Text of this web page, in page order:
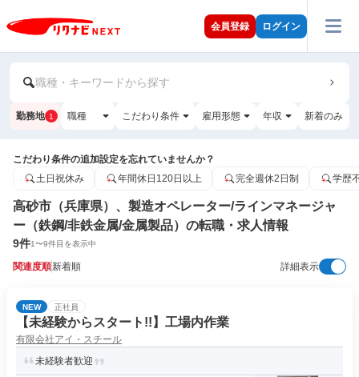
会員登録 ログイン
職種・キーワードから探す
勤務地 1 職種 こだわり条件 雇用形態 年収 新着のみ
こだわり条件の追加設定を忘れていませんか？
土日祝休み
年間休日120日以上 完全週休2日制 学歴
高砂市（兵庫県）、製造オペレーター/ラインマネージャ
ー（鉄鋼/非鉄金属/金属製品）の転職・求人情報
9件1〜9件目を表示中
関連度順新着順 詳細表示
NEW 正社員
【未経験からスタート!!】工場内作業
有限会社アイ・スチール
未経験者歓迎